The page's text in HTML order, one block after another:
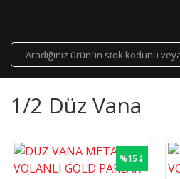
1/2 Düz Vana
%15⇣